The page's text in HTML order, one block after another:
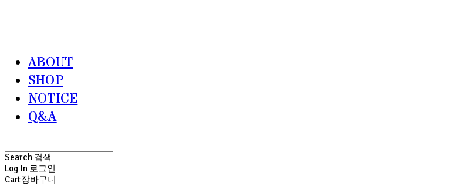
ABOUT
SHOP
NOTICE
Q&A
Search 검색
Log In 로그인
Cart장바구니